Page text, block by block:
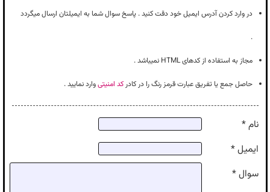
در وارد کردن آدرس ایمیل خود دقت کنید . پاسخ سوال شما به ایمیلتان ارسال میگردد
.
مجاز به استفاده از کدهای HTML نمیباشد .
حاصل جمع یا تفریق عبارت قرمز رنگ را در کادرکد امنیتیوارد نمایید .
نام *
ایمیل *
سوال *